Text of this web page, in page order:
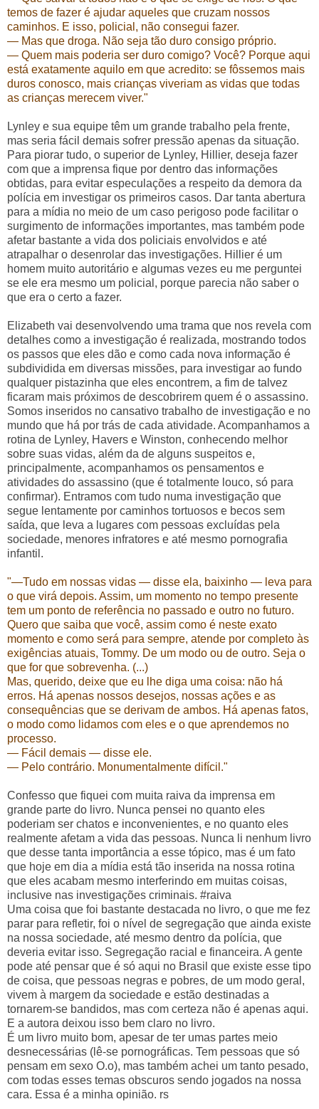
temos de fazer é ajudar aqueles que cruzam nossos
caminhos. E isso, policial, não consegui fazer.
— Mas que droga. Não seja tão duro consigo próprio.
— Quem mais poderia ser duro comigo? Você? Porque aqui
está exatamente aquilo em que acredito: se fôssemos mais
duros conosco, mais crianças viveriam as vidas que todas
as crianças merecem viver."
Lynley e sua equipe têm um grande trabalho pela frente,
mas seria fácil demais sofrer pressão apenas da situação.
Para piorar tudo, o superior de Lynley, Hillier, deseja fazer
com que a imprensa fique por dentro das informações
obtidas, para evitar especulações a respeito da demora da
polícia em investigar os primeiros casos. Dar tanta abertura
para a mídia no meio de um caso perigoso pode facilitar o
surgimento de informações importantes, mas também pode
afetar bastante a vida dos policiais envolvidos e até
atrapalhar o desenrolar das investigações. Hillier é um
homem muito autoritário e algumas vezes eu me perguntei
se ele era mesmo um policial, porque parecia não saber o
que era o certo a fazer.
Elizabeth vai desenvolvendo uma trama que nos revela com
detalhes como a investigação é realizada, mostrando todos
os passos que eles dão e como cada nova informação é
subdividida em diversas missões, para investigar ao fundo
qualquer pistazinha que eles encontrem, a fim de talvez
ficaram mais próximos de descobrirem quem é o assassino.
Somos inseridos no cansativo trabalho de investigação e no
mundo que há por trás de cada atividade. Acompanhamos a
rotina de Lynley, Havers e Winston, conhecendo melhor
sobre suas vidas, além da de alguns suspeitos e,
principalmente, acompanhamos os pensamentos e
atividades do assassino (que é totalmente louco, só para
confirmar). Entramos com tudo numa investigação que
segue lentamente por caminhos tortuosos e becos sem
saída, que leva a lugares com pessoas excluídas pela
sociedade, menores infratores e até mesmo pornografia
infantil.
"—Tudo em nossas vidas — disse ela, baixinho — leva para
o que virá depois. Assim, um momento no tempo presente
tem um ponto de referência no passado e outro no futuro.
Quero que saiba que você, assim como é neste exato
momento e como será para sempre, atende por completo às
exigências atuais, Tommy. De um modo ou de outro. Seja o
que for que sobrevenha. (...)
Mas, querido, deixe que eu lhe diga uma coisa: não há
erros. Há apenas nossos desejos, nossas ações e as
consequências que se derivam de ambos. Há apenas fatos,
o modo como lidamos com eles e o que aprendemos no
processo.
— Fácil demais — disse ele.
— Pelo contrário. Monumentalmente difícil."
Confesso que fiquei com muita raiva da imprensa em
grande parte do livro. Nunca pensei no quanto eles
poderiam ser chatos e inconvenientes, e no quanto eles
realmente afetam a vida das pessoas. Nunca li nenhum livro
que desse tanta importância a esse tópico, mas é um fato
que hoje em dia a mídia está tão inserida na nossa rotina
que eles acabam mesmo interferindo em muitas coisas,
inclusive nas investigações criminais. #raiva
Uma coisa que foi bastante destacada no livro, o que me fez
parar para refletir, foi o nível de segregação que ainda existe
na nossa sociedade, até mesmo dentro da polícia, que
deveria evitar isso. Segregação racial e financeira. A gente
pode até pensar que é só aqui no Brasil que existe esse tipo
de coisa, que pessoas negras e pobres, de um modo geral,
vivem à margem da sociedade e estão destinadas a
tornarem-se bandidos, mas com certeza não é apenas aqui.
E a autora deixou isso bem claro no livro.
É um livro muito bom, apesar de ter umas partes meio
desnecessárias (lê-se pornográficas. Tem pessoas que só
pensam em sexo O.o), mas também achei um tanto pesado,
com todas esses temas obscuros sendo jogados na nossa
cara. Essa é a minha opinião. rs